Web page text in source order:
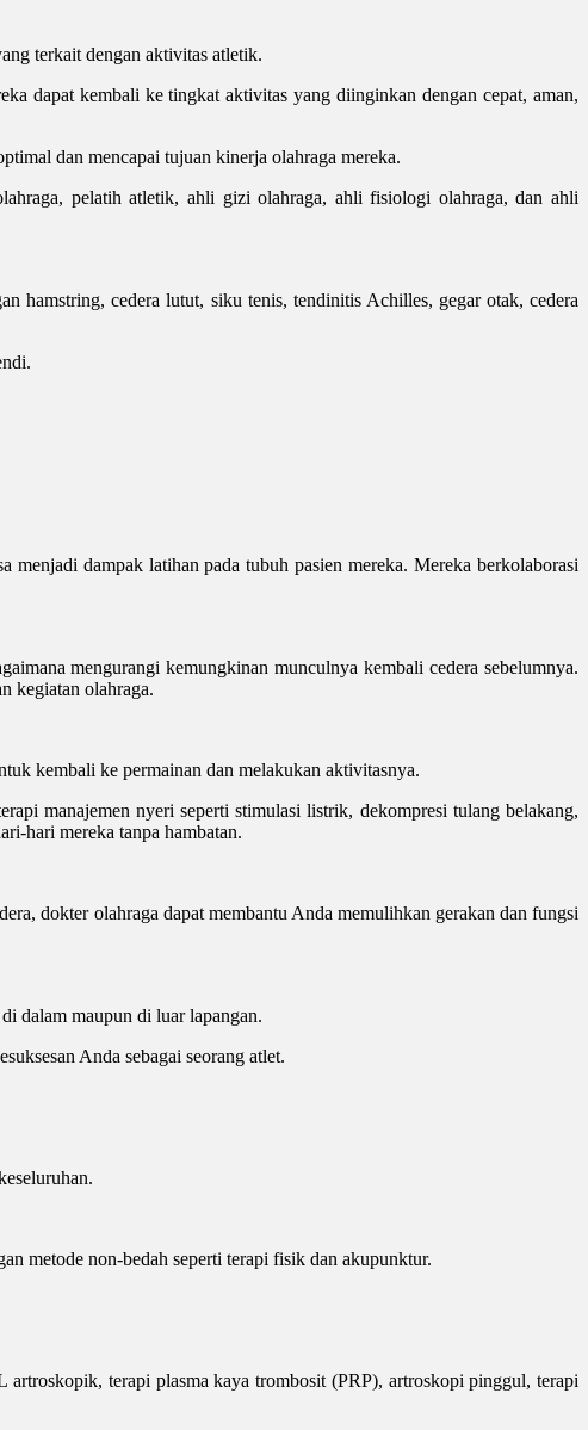
terkait dengan aktivitas atletik.
dapat kembali ke tingkat aktivitas yang diinginkan dengan cepat, aman,
dan mencapai tujuan kinerja olahraga mereka.
pelatih atletik, ahli gizi olahraga, ahli fisiologi olahraga, dan ahli
hamstring, cedera lutut, siku tenis, tendinitis Achilles, gegar otak, cedera
dampak latihan pada tubuh pasien mereka. Mereka berkolaborasi
mengurangi kemungkinan munculnya kembali cedera sebelumnya.
kegiatan olahraga.
kembali ke permainan dan melakukan aktivitasnya.
manajemen nyeri seperti stimulasi listrik, dekompresi tulang belakang,
hari mereka tanpa hambatan.
dokter olahraga dapat membantu Anda memulihkan gerakan dan fungsi
dalam maupun di luar lapangan.
Anda sebagai seorang atlet.
metode non-bedah seperti terapi fisik dan akupunktur.
artroskopik, terapi plasma kaya trombosit (PRP), artroskopi pinggul, terapi